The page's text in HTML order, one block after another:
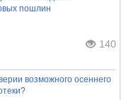
пошлин
140
возможного осеннего